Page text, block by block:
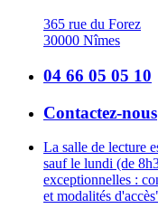
365 rue du Forez
30000 Nîmes
04 66 05 05 10
Contactez-nous
La salle de lecture
sauf le lundi (de
exceptionnelles :
et modalités